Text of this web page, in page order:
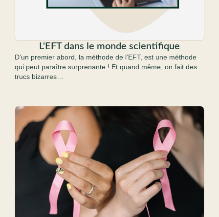
L'EFT dans le monde scientifique
D’un premier abord, la méthode de l’EFT, est une méthode
qui peut paraître surprenante ! Et quand même, on fait des
trucs bizarres…